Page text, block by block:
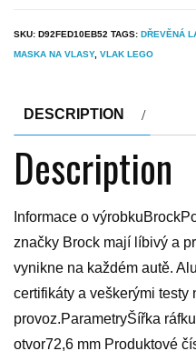
SKU: D92FED10EB52 TAGS: DŘEVĚNÁ
MASKA NA VLASY, VLAK LEGO
DESCRIPTION
Description
Informace o
značky Brock mají líbivý a
vynikne na každém autě.
certifikáty a veškerými testy
provoz.ParametryŠířka
otvor72,6 mm Produktové